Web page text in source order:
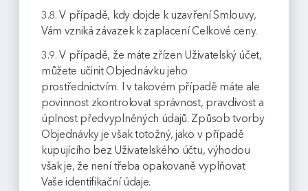
3.8. V případě, kdy dojde k uzavření Smlouvy,
Vám vzniká závazek k zaplacení Celkové ceny.
3.9. V případě, že máte zřízen Uživatelský účet,
můžete učinit Objednávku jeho
prostřednictvím. I v takovém případě máte ale
povinnost zkontrolovat správnost, pravdivost a
úplnost předvyplněných údajů. Způsob tvorby
Objednávky je však totožný, jako v případě
kupujícího bez Uživatelského účtu, výhodou
však je, že není třeba opakovaně vyplňovat
Vaše identifikační údaje.